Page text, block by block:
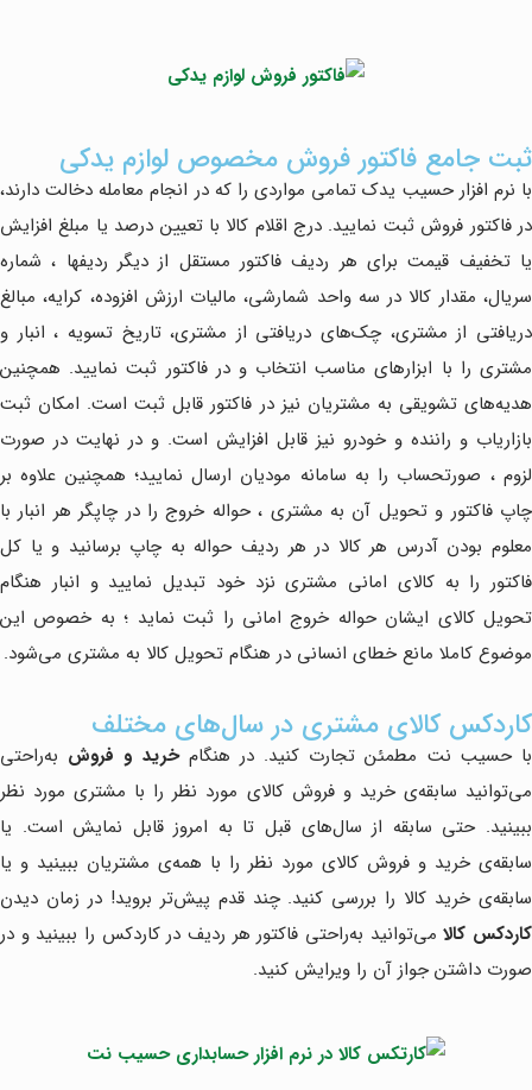
ثبت جامع فاکتور فروش مخصوص لوازم یدکی
با نرم افزار حسیب یدک تمامی مواردی را که در انجام معامله دخالت دارند،
در فاکتور فروش ثبت نمایید. درج اقلام کالا با تعیین درصد یا مبلغ افزایش
یا تخفیف قیمت برای هر ردیف فاکتور مستقل از دیگر ردیفها ، شماره
سریال، مقدار کالا در سه واحد شمارشی، مالیات ارزش افزوده، کرایه، مبالغ
دریافتی از مشتری، چک‌های دریافتی از مشتری، تاریخ تسویه ، انبار و
مشتری را با ابزارهای مناسب انتخاب و در فاکتور ثبت نمایید. همچنین
هدیه‌های تشویقی به مشتریان نیز در فاکتور قابل ثبت است. امکان ثبت
بازاریاب و راننده و خودرو نیز قابل افزایش است. و در نهایت در صورت
لزوم ، صورتحساب را به سامانه مودیان ارسال نمایید؛ همچنین علاوه بر
چاپ فاکتور و تحویل آن به مشتری ، حواله خروج را در چاپگر هر انبار با
معلوم بودن آدرس هر کالا در هر ردیف حواله به چاپ برسانید و یا کل
فاکتور را به کالای امانی مشتری نزد خود تبدیل نمایید و انبار هنگام
تحویل کالای ایشان حواله خروج امانی را ثبت نماید ؛ به خصوص این
موضوع کاملا مانع خطای انسانی در هنگام تحویل کالا به مشتری می‌شود.
کاردکس کالای مشتری در سال‌های مختلف
با حسیب نت مطمئن تجارت کنید. در هنگامخرید و فروش به‌راحتی
می‌توانید سابقه‌ی خرید و فروش کالای مورد نظر را با مشتری مورد نظر
ببینید. حتی سابقه از سال‌های قبل تا به امروز قابل نمایش است. یا
سابقه‌ی خرید و فروش کالای مورد نظر را با همه‌ی مشتریان ببینید و یا
سابقه‌ی خرید کالا را بررسی کنید. چند قدم پیش‌تر بروید! در زمان دیدن
کاردکس کالامی‌توانید به‌راحتی فاکتور هر ردیف در کاردکس را ببینید و در
صورت داشتن جواز آن را ویرایش کنید.